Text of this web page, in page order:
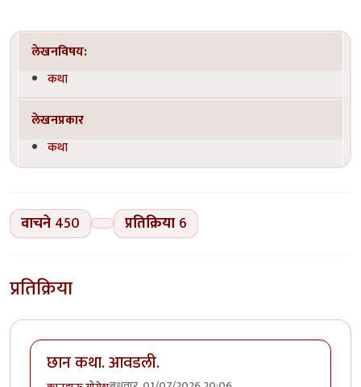
लेखनविषय:
कथा
लेखनप्रकार
कथा
वाचने 450 प्रतिक्रिया 6
प्रतिक्रिया
छान कथा. आवडली.